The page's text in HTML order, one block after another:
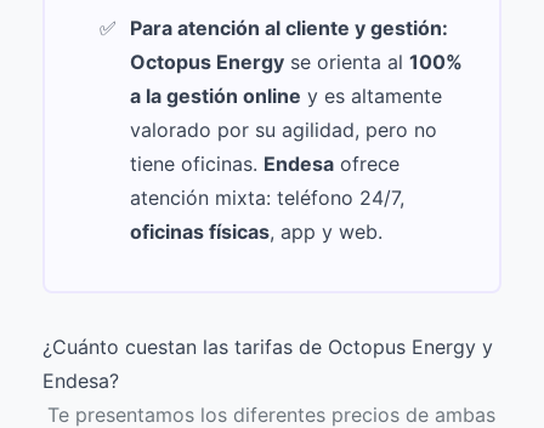
Para atención al cliente y gestión:
Octopus Energy se orienta al 100%
a la gestión online y es altamente
valorado por su agilidad, pero no
tiene oficinas. Endesa ofrece
atención mixta: teléfono 24/7,
oficinas físicas, app y web.
¿Cuánto cuestan las tarifas de Octopus Energy y
Endesa?
Te presentamos los diferentes precios de ambas